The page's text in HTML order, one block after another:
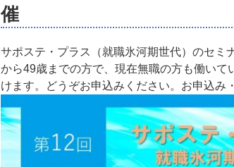
催
サポステ・プラス（就職氷河期世代）のセミ
から49歳までの方で、現在無職の方も働い
けます。どうぞお申込みください。お申込